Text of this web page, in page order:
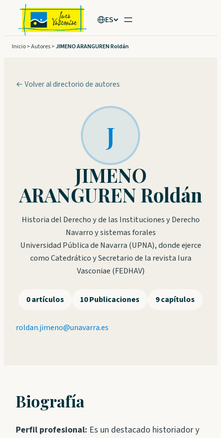
Saltar
contenido
ES
Inicio>Autores>JIMENO ARANGUREN Roldán
← Volver al directorio de autores
J
JIMENO
ARANGUREN Roldán
Historia del Derecho y de las Instituciones y Derecho
Navarro y sistemas forales
Universidad Pública de Navarra (UPNA), donde ejerce
como Catedrático y Secretario de la revista Iura
Vasconiae (FEDHAV)
0 artículos 10 Publicaciones 9 capítulos
roldan.jimeno@unavarra.es
Biografía
Perfil profesional: Es un destacado historiador y